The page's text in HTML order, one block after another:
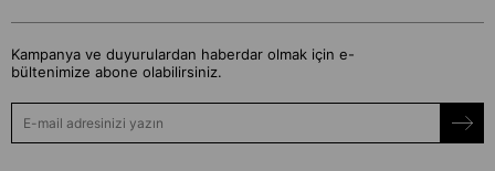
Kampanya ve duyurulardan haberdar olmak için e-
bültenimize abone olabilirsiniz.